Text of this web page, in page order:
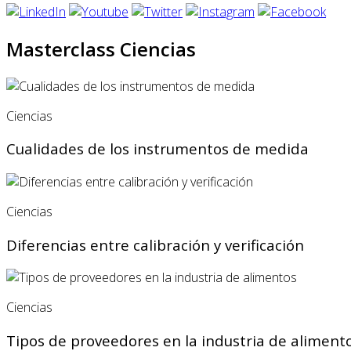
Masterclass Ciencias
Ciencias
Cualidades de los instrumentos de medida
Ciencias
Diferencias entre calibración y verificación
Ciencias
Tipos de proveedores en la industria de